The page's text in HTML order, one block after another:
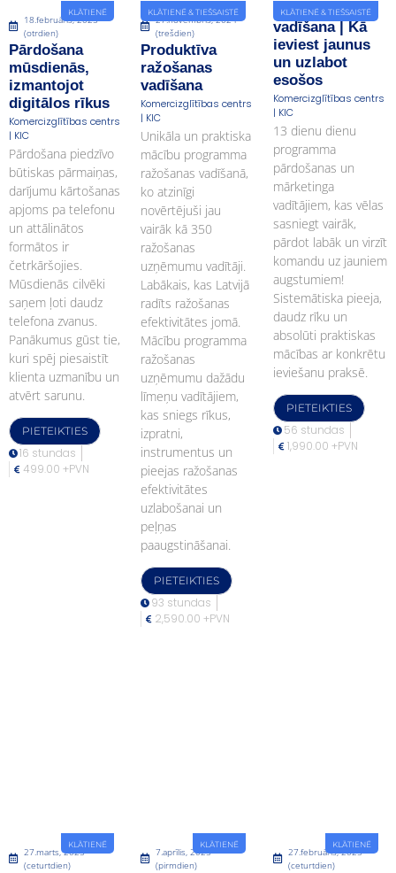
KLĀTIENĒ
18.februāris, 2025
(otrdien)
Pārdošana
mūsdienās,
izmantojot
digitālos rīkus
Komercizglītības centrs
| KIC
Pārdošana piedzīvo
būtiskas pārmaiņas,
darījumu kārtošanas
apjoms pa telefonu
un attālinātos
formātos ir
četrkāršojies.
Mūsdienās cilvēki
saņem ļoti daudz
telefona zvanus.
Panākumus gūst tie,
kuri spēj piesaistīt
klienta uzmanību un
atvērt sarunu.
PIETEIKTIES
16 stundas
499.00 +PVN
KLĀTIENĒ & TIEŠSAISTĒ
27.novembris, 2024
(trešdien)
Produktīva
ražošanas
vadīšana
Komercizglītības centrs
| KIC
Unikāla un praktiska
mācību programma
ražošanas vadīšanā,
ko atzinīgi
novērtējuši jau
vairāk kā 350
ražošanas
uzņēmumu vadītāji.
Labākais, kas Latvijā
radīts ražošanas
efektivitātes jomā.
Mācību programma
ražošanas
uzņēmumu dažādu
līmeņu vadītājiem,
kas sniegs rīkus,
izpratni,
instrumentus un
pieejas ražošanas
efektivitātes
uzlabošanai un
peļņas
paaugstināšanai.
PIETEIKTIES
93 stundas
2,590.00 +PVN
KLĀTIENĒ & TIEŠSAISTĒ
Procesu
vadīšana | Kā
ieviest jaunus
un uzlabot
esošos
Komercizglītības centrs
| KIC
13 dienu dienu
programma
pārdošanas un
mārketinga
vadītājiem, kas vēlas
sasniegt vairāk,
pārdot labāk un virzīt
komandu uz jauniem
augstumiem!
Sistemātiska pieeja,
daudz rīku un
absolūti praktiskas
mācības ar konkrētu
ieviešanu praksē.
PIETEIKTIES
56 stundas
1,990.00 +PVN
KLĀTIENĒ
27.marts, 2025
(ceturtdien)
KLĀTIENĒ
7.aprīlis, 2025
(pirmdien)
KLĀTIENĒ
27.februāris, 2025
(ceturtdien)